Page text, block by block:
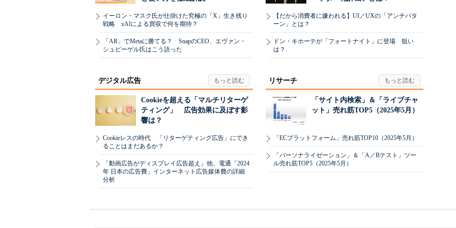
イーロン・マスク氏が仕掛けた究極の「X」生き残り
戦略 xAIによる買収で何を期待？
「AR」でMetaに勝てる？ SnapのCEO、エヴァン・
シュピーゲル氏はこう語った
【だから消費者に嫌われる】UI／UXの「アンチパタ
ーン」とは？
ドン・キホーテが「フォートナイト」に登場 狙い
は？
デジタル広告
Cookieを超える「マルチリターゲ
ティング」 広告効果に及ぼす影
響は？
Cookieレスの時代 「リターゲティング広告」にでき
ることはまだあるか？
「動画広告がディスプレイ広告超え」他、電通「2024
年 日本の広告費」インターネット広告媒体費の詳細
分析
リサーチ
「サイト内検索」＆「ライブチャ
ット」売れ筋TOP5（2025年5月）
「ECプラットフォーム」売れ筋TOP10（2025年5月）
「パーソナライゼーション」＆「A／Bテスト」ツー
ル売れ筋TOP5（2025年5月）